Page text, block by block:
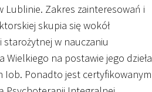
Lublinie. Zakres zainteresowań i
skupia się wokół
starożytnej w nauczaniu
Wielkiego na postawie jego dzieła
Iob. Ponadto jest certyfikowanym